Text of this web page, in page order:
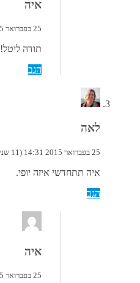
איה
25 בפברואר 2015 14:48 (11 שנים לפני)
תודה ליטל!
הגב
לאה
25 בפברואר 2015 14:31 (11 שנים לפני)
איה תתחדשי איזה יופי.
הגב
איה
25 בפברואר 2015 14:48 (11 שנים לפני)